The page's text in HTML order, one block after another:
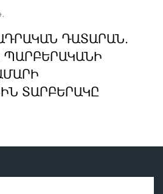
ԴԱՏԱՐԱՆ.
ՊԱՐԲԵՐԱԿԱՆԻ
ՏԱՐԲԵՐԱԿԸ